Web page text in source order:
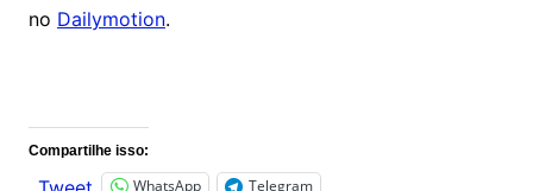
no Dailymotion.
Compartilhe isso:
WhatsApp Telegram